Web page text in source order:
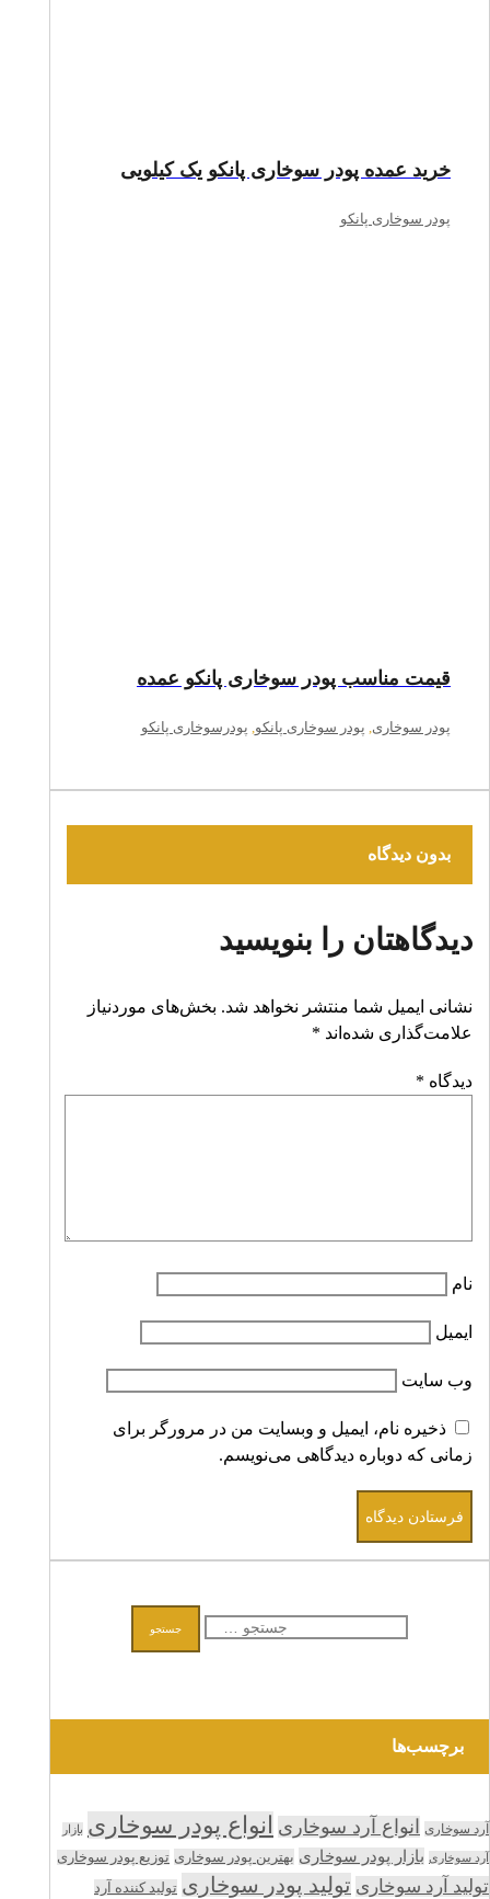
خرید عمده پودر سوخاری پانکو یک کیلویی
پودر سوخاری پانکو
قیمت مناسب پودر سوخاری پانکو عمده
پودر سوخاری, پودر سوخاری پانکو, پودرسوخاری پانکو
بدون دیدگاه
دیدگاهتان را بنویسید
نشانی ایمیل شما منتشر نخواهد شد. بخش‌های موردنیاز
علامت‌گذاری شده‌اند *
دیدگاه *
نام
ایمیل
وب‌ سایت
ذخیره نام، ایمیل و وبسایت من در مرورگر برای
زمانی که دوباره دیدگاهی می‌نویسم.
جستجو
برای:
برچسب‌ها
آرد سوخاری انواع آرد سوخاری انواع پودر سوخاری بازار
آرد سوخاری بازار پودر سوخاری بهترین پودر سوخاری توزیع پودر سوخاری
تولید آرد سوخاری تولید پودر سوخاری تولید کننده آرد